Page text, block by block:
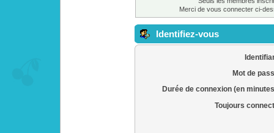
Merci de vous connecter ci-
Identifiez-vous
Mot de
Durée de connexion (en
Toujours